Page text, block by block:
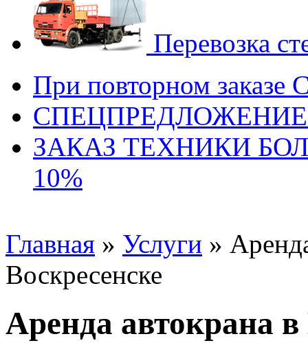
Перевозка
При повторном заказе
ЗАКАЗ ТЕХНИКИ
10%
Главная » Услуги »
Воскресенске
Аренда автокрана в